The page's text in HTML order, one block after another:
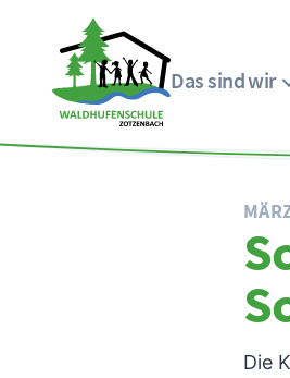
Waldhufenschule
Das sind wir
Menü
Die